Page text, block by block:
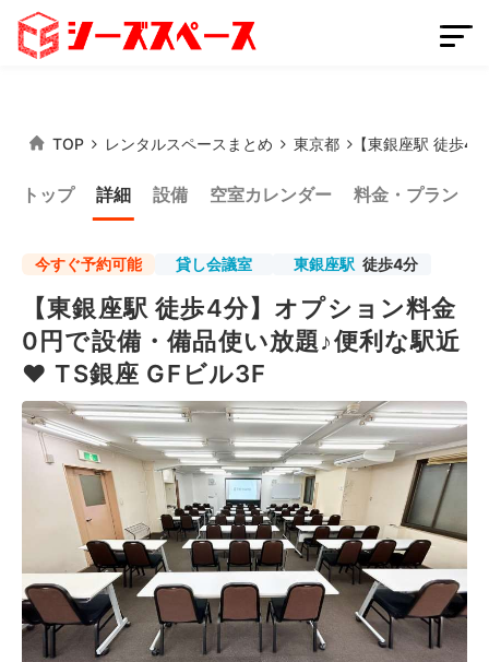
会員登録 スペースを掲載する
ログイン
スペースをさがす
条件から探す
都道府県から探す
路線から探す
シーズスペースについて
運営会社
プライバシーポリシー
利用規約
特定商取引法
FAQ・お問い合わせ
TOP レンタルスペースまとめ 東京都 【東銀座駅 徒歩4
トップ 詳細 設備 空室カレンダー 料金・プラン
今すぐ予約可能 貸し会議室 東銀座駅 徒歩4分
【東銀座駅 徒歩4分】オプション料金
0円で設備・備品使い放題♪便利な駅近
♥ TS銀座 GFビル3F